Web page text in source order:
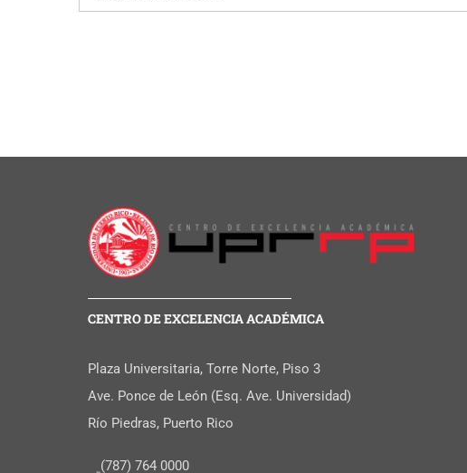
CENTRO DE EXCELENCIA ACADÉMICA
Plaza Universitaria, Torre Norte, Piso 3
Ave. Ponce de León (Esq. Ave. Universidad)
Río Piedras, Puerto Rico
(787) 764 0000